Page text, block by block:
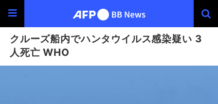
クルーズ船内でハンタウイルス感染疑い 3
人死亡 WHO